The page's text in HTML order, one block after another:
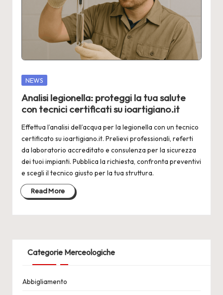
Posted
NEWS
Analisi legionella: proteggi la tua salute
con tecnici certificati su ioartigiano.it
Effettua l’analisi dell’acqua per la legionella con un tecnico
certificato su ioartigiano.it. Prelievi professionali, referti
da laboratorio accreditato e consulenza per la sicurezza
dei tuoi impianti. Pubblica la richiesta, confronta preventivi
e scegli il tecnico giusto per la tua struttura.
Read More
Categorie Merceologiche
Abbigliamento